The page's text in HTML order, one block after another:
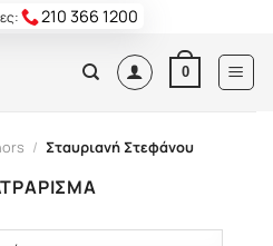
210 366 1200
0
/ Σταυριανή Στεφάνου